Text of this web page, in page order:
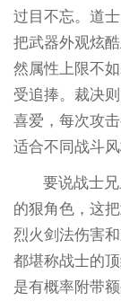
过目不忘。道
把武器外观炫
然属性上限不
受追捧。裁决
喜爱，每次攻
适合不同战斗
要说战士
的狠角色，这
烈火剑法伤害
都堪称战士的
是有概率附带